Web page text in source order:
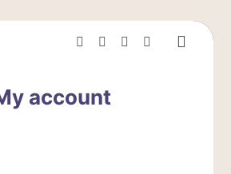
account